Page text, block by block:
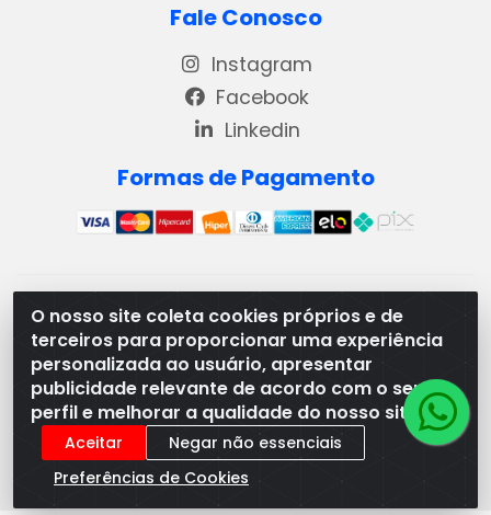
O nosso site coleta cookies próprios e de
terceiros para proporcionar uma experiência
personalizada ao usuário, apresentar
publicidade relevante de acordo com o seu
perfil e melhorar a qualidade do nosso site.
Aceitar
Negar não essenciais
Preferências de Cookies
Fale Conosco
Instagram
Facebook
Linkedin
Formas de Pagamento
REMA DISTRIBUIDORA E REPRESENTAÇÕES DE PRODUTOS
LACTEOS LTDA - VIA DPI 6 QD 4 LOTES 13 E 14, BAIRRO DPI
- MORRINHOS/GO - CEP:75.653-408 - CNPJ:
03.369.186/0001-49